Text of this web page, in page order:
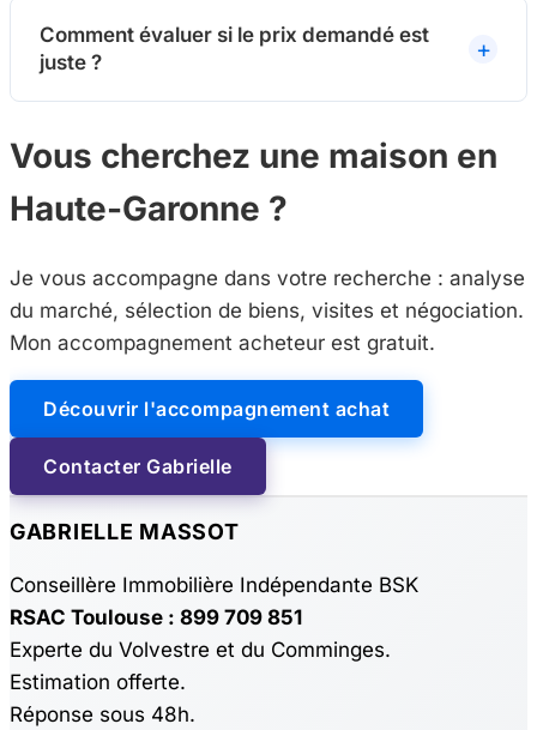
Comment évaluer si le prix demandé est
juste ?
Vous cherchez une maison en
Haute-Garonne ?
Je vous accompagne dans votre recherche : analyse
du marché, sélection de biens, visites et négociation.
Mon accompagnement acheteur est gratuit.
Découvrir l'accompagnement achat
Contacter Gabrielle
GABRIELLE MASSOT
Conseillère Immobilière Indépendante BSK
RSAC Toulouse : 899 709 851
Experte du Volvestre et du Comminges.
Estimation offerte.
Réponse sous 48h.